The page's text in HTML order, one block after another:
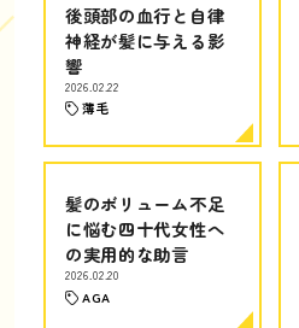
後頭部の血行と自律
神経が髪に与える影
響
2026.02.22
薄毛
髪のボリューム不足
に悩む四十代女性へ
の実用的な助言
2026.02.20
AGA